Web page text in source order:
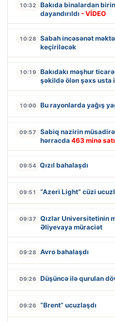
10:32
Bakıda binalardan
dayandırıldı - VİDEO
10:28
Sabah incəsənət
keçiriləcək
10:19
Bakıdakı məşhur
şəkildə ölən şəxs usta
10:00 Bu rayonlarda yağış
09:57
Sabiq nazirin
hərracda 463 minə
09:54 Qızıl bahalaşdı
09:51 “Azeri Light” cüzi
09:37
Qızlar Universitetinin
Əliyevaya müraciət
09:28 Avro bahalaşdı
09:26 Düşüncə ilə qurulan
09:26 “Brent” ucuzlaşdı